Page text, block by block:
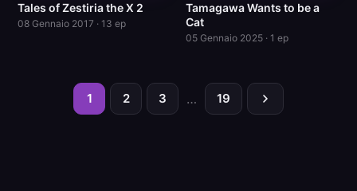
Tales of Zestiria the X 2
08 Gennaio 2017 · 13 ep
Tamagawa Wants to be a
Cat
05 Gennaio 2025 · 1 ep
1 2 3 … 19